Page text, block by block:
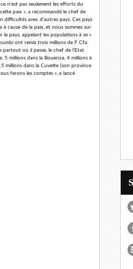
n’est pas seulement les efforts du
paix », a recommandé le chef de
difficultés avec d’autres pays. Ces pays
cause de la paix, et nous sommes sur
le pays, appelant les populations à se «
ont remis trois millions de F Cfa
partout où il passe, le chef de l’Etat
millions dans la Bouenza, 4 millions à
millions dans la Cuvette (son province
ferons les comptes », a lancé